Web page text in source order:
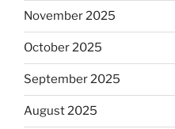
November 2025
October 2025
September 2025
August 2025